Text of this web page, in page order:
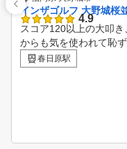
インザゴルフ 大野城桜
4.9
スコア120以上の大叩き
からも気を使われて恥ず
った。 １人で練習してもなか
なか上手くならずに、ゴ
者の方のゴルフライフ
春日原駅